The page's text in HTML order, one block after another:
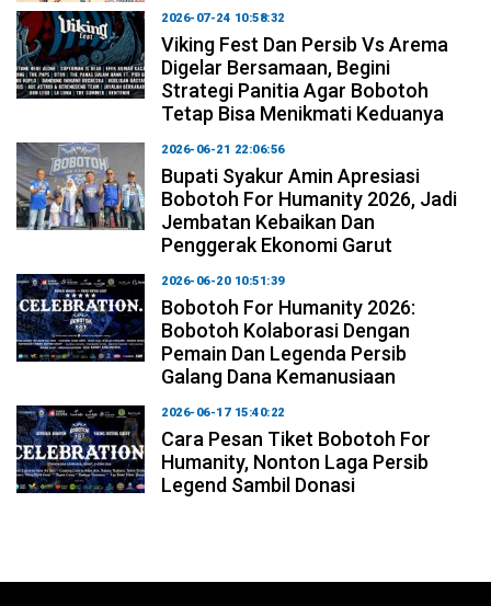
2026-07-24 10:58:32
Viking Fest Dan Persib Vs Arema
Digelar Bersamaan, Begini
Strategi Panitia Agar Bobotoh
Tetap Bisa Menikmati Keduanya
2026-06-21 22:06:56
Bupati Syakur Amin Apresiasi
Bobotoh For Humanity 2026, Jadi
Jembatan Kebaikan Dan
Penggerak Ekonomi Garut
2026-06-20 10:51:39
Bobotoh For Humanity 2026:
Bobotoh Kolaborasi Dengan
Pemain Dan Legenda Persib
Galang Dana Kemanusiaan
2026-06-17 15:40:22
Cara Pesan Tiket Bobotoh For
Humanity, Nonton Laga Persib
Legend Sambil Donasi